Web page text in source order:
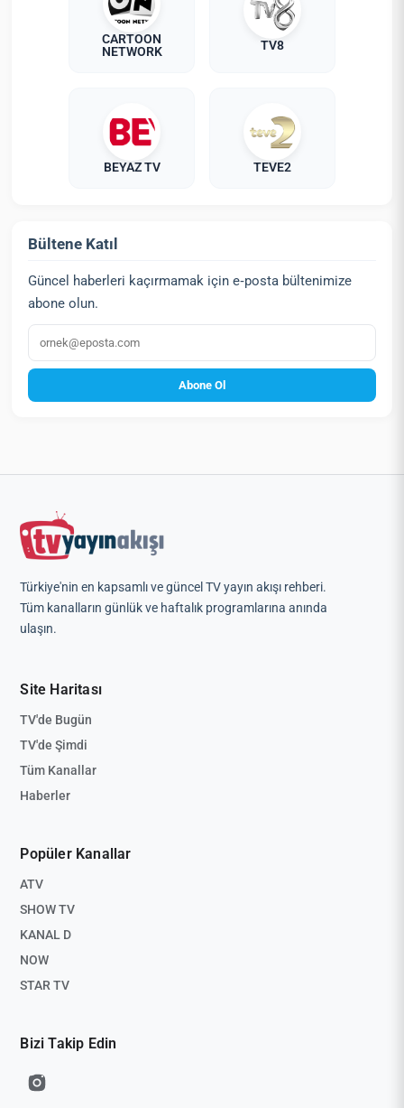
CARTOON
NETWORK
TV8
BEYAZ TV TEVE2
Bültene Katıl
Güncel haberleri kaçırmamak için e‑posta bültenimize
abone olun.
E‑posta
Abone Ol
Türkiye'nin en kapsamlı ve güncel TV yayın akışı rehberi.
Tüm kanalların günlük ve haftalık programlarına anında
ulaşın.
Site Haritası
TV'de Bugün
TV'de Şimdi
Tüm Kanallar
Haberler
Popüler Kanallar
ATV
SHOW TV
KANAL D
NOW
STAR TV
Bizi Takip Edin